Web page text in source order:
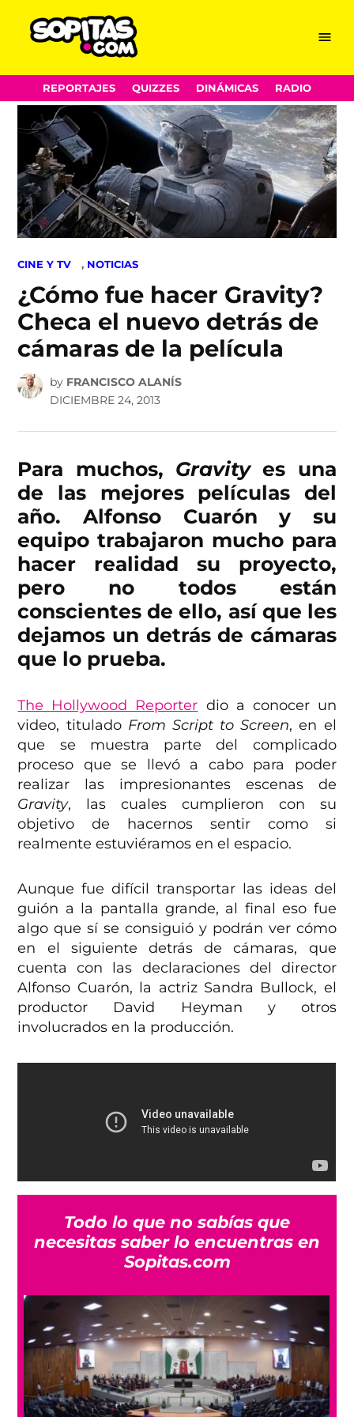
Skip
to
content
Menu
REPORTAJES QUIZZES DINÁMICAS RADIO
POSTED
CINE Y TV , NOTICIAS
¿Cómo fue hacer Gravity?
Checa el nuevo detrás de
cámaras de la película
by FRANCISCO ALANÍS
DICIEMBRE 24, 2013
Para muchos, Gravityes una
de las mejores películas del
año. Alfonso Cuarón y su
equipo trabajaron mucho para
hacer realidad su proyecto,
pero no todos están
conscientes de ello, así que les
dejamos un detrás de cámaras
que lo prueba.
The Hollywood Reporter dio a conocer un
video, titulado From Script to Screen, en el
que se muestra parte del complicado
proceso que se llevó a cabo para poder
realizar las impresionantes escenas de
Gravity, las cuales cumplieron con su
objetivo de hacernos sentir como si
realmente estuviéramos en el espacio.
Aunque fue difícil transportar las ideas del
guión a la pantalla grande, al final eso fue
algo que sí se consiguió y podrán ver cómo
en el siguiente detrás de cámaras, que
cuenta con las declaraciones del director
Alfonso Cuarón, la actriz Sandra Bullock, el
productor David Heyman y otros
involucrados en la producción.
Todo lo que no sabías que
necesitas saber lo encuentras en
Sopitas.com